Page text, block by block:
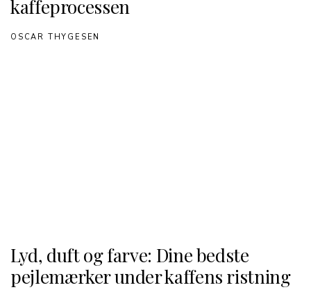
kaffeprocessen
OSCAR THYGESEN
Lyd, duft og farve: Dine bedste
pejlemærker under kaffens ristning